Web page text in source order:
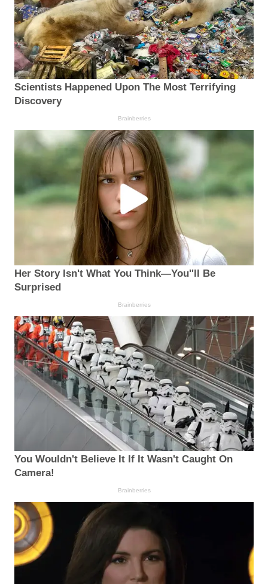
Scientists Happened Upon The Most Terrifying
Discovery
Brainberries
Her Story Isn't What You Think—You''ll Be
Surprised
Brainberries
You Wouldn't Believe It If It Wasn't Caught On
Camera!
Brainberries